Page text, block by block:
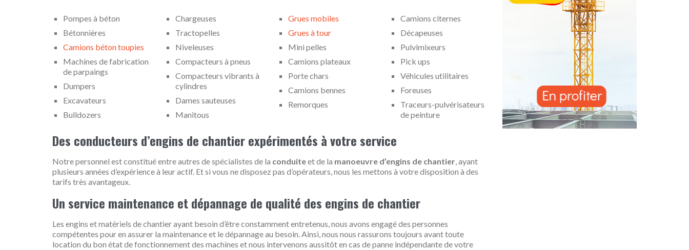
Pompes à béton
Bétonnières
Camions béton toupies
Machines de fabrication
de parpaings
Dumpers
Excavateurs
Bulldozers
Chargeuses
Tractopelles
Niveleuses
Compacteurs à pneus
Compacteurs vibrants à
cylindres
Dames sauteuses
Manitous
Grues mobiles
Grues à tour
Mini pelles
Camions plateaux
Porte chars
Camions bennes
Remorques
Camions citernes
Décapeuses
Pulvimixeurs
Pick ups
Véhicules utilitaires
Foreuses
Traceurs-pulvérisateurs
de peinture
Des conducteurs d’engins de chantier expérimentés à votre service
Notre personnel est constitué entre autres de spécialistes de la conduiteet de la manoeuvre d’engins de chantier , ayant
plusieurs années d’expérience à leur actif. Et si vous ne disposez pas d’opérateurs, nous les mettons à votre disposition à des
tarifs très avantageux.
Un service maintenance et dépannage de qualité des engins de chantier
Les engins et matériels de chantier ayant besoin d’être constamment entretenus, nous avons engagé des personnes
compétentes pour en assurer la maintenance et le dépannage au besoin. Ainsi, nous nous rassurons toujours avant toute
location du bon état de fonctionnement des machines et nous intervenons aussitôt en cas de panne indépendante de votre